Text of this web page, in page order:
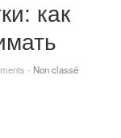
как
- Non classé